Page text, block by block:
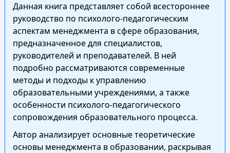
Данная книга представляет собой всестороннее
руководство по психолого-педагогическим
аспектам менеджмента в сфере образования,
предназначенное для специалистов,
руководителей и преподавателей. В ней
подробно рассматриваются современные
методы и подходы к управлению
образовательными учреждениями, а также
особенности психолого-педагогического
сопровождения образовательного процесса.
Автор анализирует основные теоретические
основы менеджмента в образовании, раскрывая